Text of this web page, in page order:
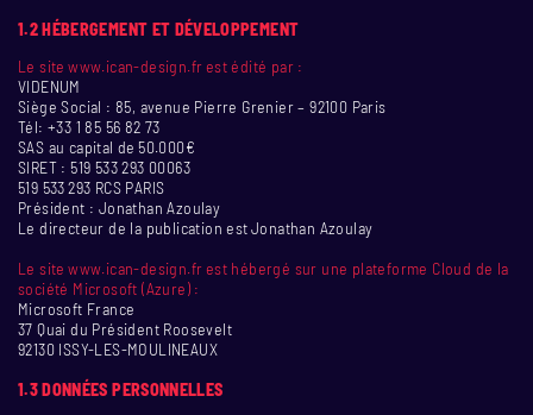
1.2 HÉBERGEMENT ET DÉVELOPPEMENT
Le site www.ican-design.fr est édité par :
VIDENUM
Siège Social : 85, avenue Pierre Grenier – 92100 Paris
Tél: +33 1 85 56 82 73
SAS au capital de 50.000€
SIRET : 519 533 293 00063
519 533 293 RCS PARIS
Président : Jonathan Azoulay
Le directeur de la publication est Jonathan Azoulay
Le site www.ican-design.fr est hébergé sur une plateforme Cloud de la
société Microsoft (Azure) :
Microsoft France
37 Quai du Président Roosevelt
92130 ISSY-LES-MOULINEAUX
1.3 DONNÉES PERSONNELLES